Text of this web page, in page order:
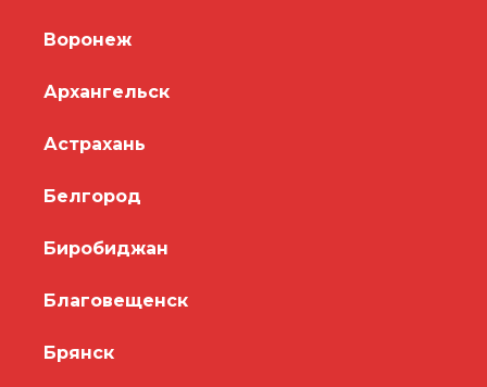
Воронеж
Архангельск
Астрахань
Белгород
Биробиджан
Благовещенск
Брянск